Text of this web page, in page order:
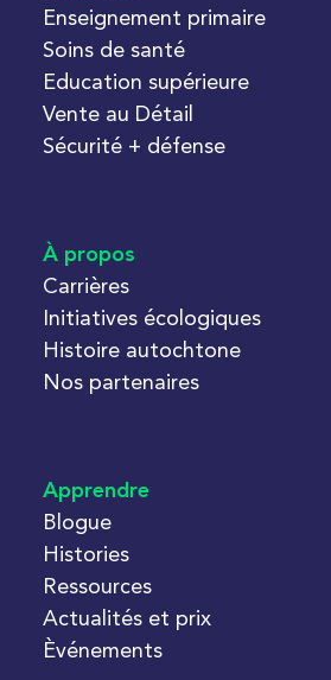
Enseignement primaire
Soins de santé
Education supérieure
Vente au Détail
Sécurité + défense
À propos
Carrières
Initiatives écologiques
Histoire autochtone
Nos partenaires
Apprendre
Blogue
Histories
Ressources
Actualités et prix
Èvénements